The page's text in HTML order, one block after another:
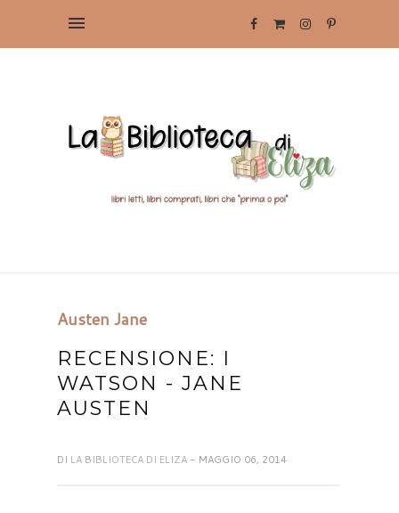
Austen Jane
RECENSIONE: I
WATSON - JANE
AUSTEN
DI LA BIBLIOTECA DI ELIZA - MAGGIO 06, 2014